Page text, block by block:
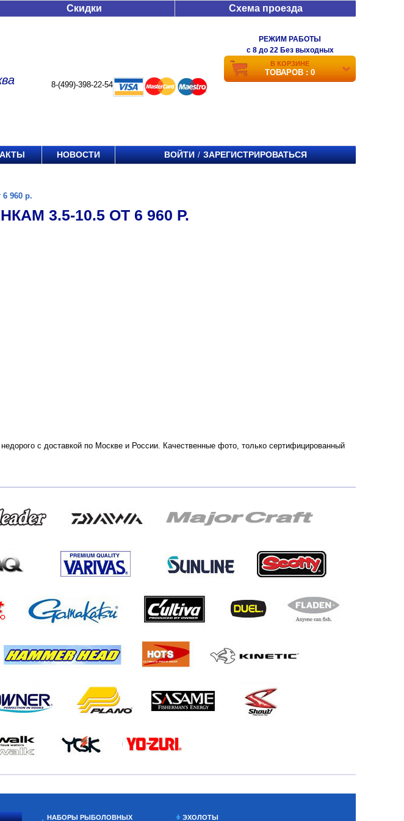
Скидки Схема проезда
8-(499)-398-22-54
РЕЖИМ РАБОТЫ
c 8 до 22 Без выходных
В КОРЗИНЕ
ТОВАРОВ : 0
НОВОСТИ ВОЙТИ / ЗАРЕГИСТРИРОВАТЬСЯ
960 р.
3.5-10.5 ОТ 6 960 Р.
с доставкой по Москве и России. Качественные фото, только сертифицированный
НАБОРЫ РЫБОЛОВНЫХ ЭХОЛОТЫ